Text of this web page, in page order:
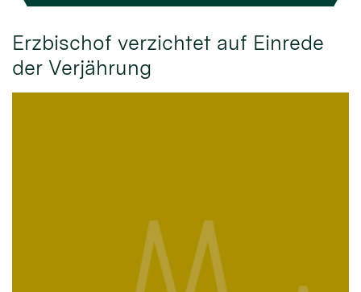
Erzbischof verzichtet auf Einrede
der Verjährung